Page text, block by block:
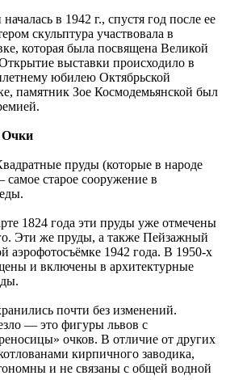
в 1942 г., спустя год после ее
скульптура участвовала в
которая была посвящена Великой
выставки происходило в
юбилею Октябрьской
памятник Зое Космодемьянской был
Очки
пруды (которые в народе
старое сооружение в
1824 года эти пруды уже отмечены
Эти же пруды, а также Пейзажный
аэрофотосъёмке 1942 года. В 1950-х
и включены в архитектурные
почти без изменений.
— это фигуры львов с
очков. В отличие от других
кирпичного заводика,
и не связаны с общей водной